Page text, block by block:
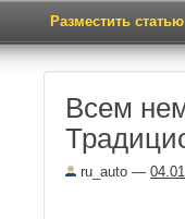
Разместить статью
Всем
ru_auto —